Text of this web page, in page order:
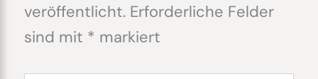
veröffentlicht. Erforderliche Felder
sind mit * markiert